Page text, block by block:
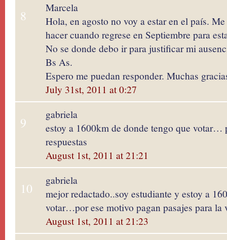
8
Marcela
Hola, en agosto no voy a estar en el país.
hacer cuando regrese en Septiembre para
No se donde debo ir para justificar mi
Bs As.
Espero me puedan responder. Muchas
July 31st, 2011 at 0:27
9
gabriela
estoy a 1600km de donde tengo que votar…
respuestas
August 1st, 2011 at 21:21
10
gabriela
mejor redactado..soy estudiante y estoy a
votar…por ese motivo pagan pasajes para la
August 1st, 2011 at 21:23